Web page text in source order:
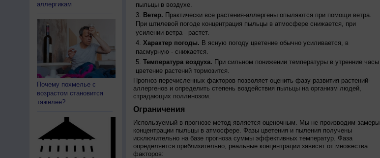
аллергикам
Почему похмелье с
возрастом становится
тяжелее?
пыльцы в воздухе.
Ветер. Практически все растения-аллергены опыляются при помощи ветра.
При штилевой погоде концентрация пыльцы в атмосфере снижается, при
усилении ветра - растет.
Характер погоды. В ясную погоду цветение обычно усиливается, в
пасмурную - снижается.
Температура воздуха. При сильном понижении температуры в утренние часы
цветение растений тормозится.
Прогноз перечисленных факторов позволяет оценить фазу развития растений-
аллергенов и определить степень воздействия пыльцы на организм людей,
страдающих поллинозом.
Ограничения
Используемый в прогнозе метод является оценочным. Мы не производим замеры
концентрации пыльцы в атмосфере. Фазы цветения и пыления получены
исключительно на базе прогноза суммы эффективных температур. Фаза
определяется приблизительно, реальные концентрации зависят от множества
факторов: